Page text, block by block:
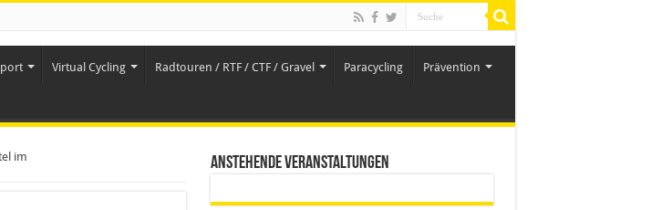
Virtual Cycling Radtouren / RTF / CTF / Gravel Paracycling Prävention
im
Anstehende Veranstaltungen